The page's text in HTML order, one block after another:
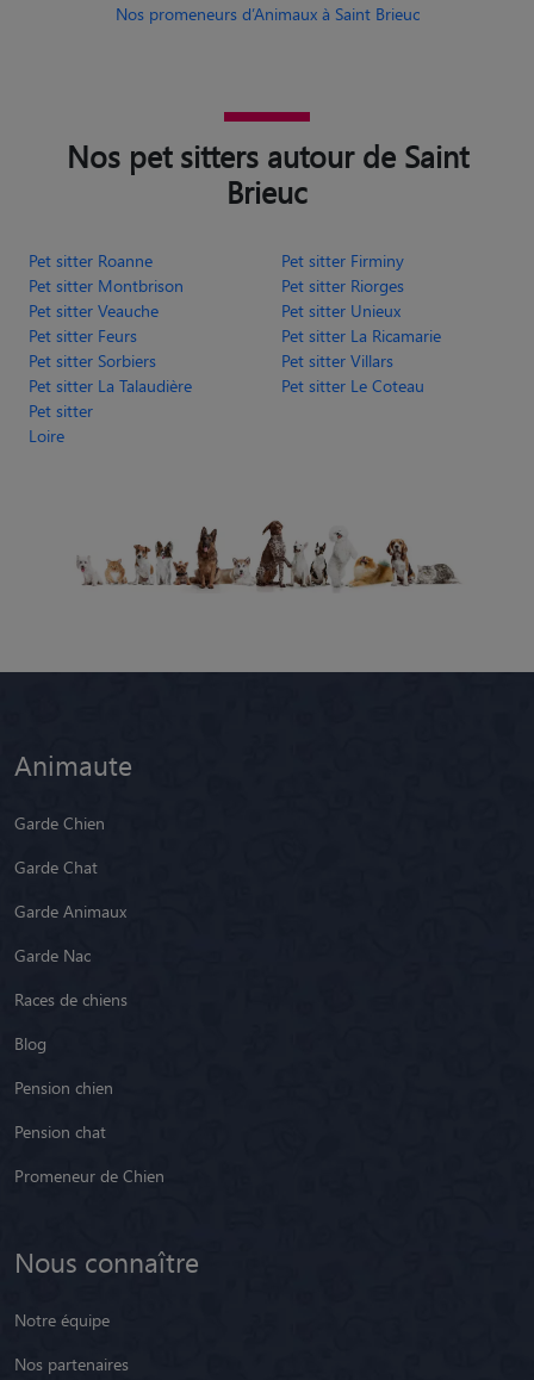
Nos promeneurs d’Animaux à Saint Brieuc
Nos pet sitters autour de Saint
Brieuc
Pet sitter Roanne
Pet sitter Firminy
Pet sitter Montbrison
Pet sitter Riorges
Pet sitter Veauche
Pet sitter Unieux
Pet sitter Feurs
Pet sitter La Ricamarie
Pet sitter Sorbiers
Pet sitter Villars
Pet sitter La Talaudière
Pet sitter Le Coteau
Pet sitter
Loire
Animaute
Garde Chien
Garde Chat
Garde Animaux
Garde Nac
Races de chiens
Blog
Pension chien
Pension chat
Promeneur de Chien
Nous connaître
Notre équipe
Nos partenaires